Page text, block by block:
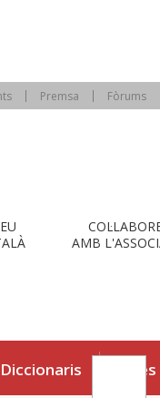
Premsa Fòrums
AMB
Diccionaris Eines